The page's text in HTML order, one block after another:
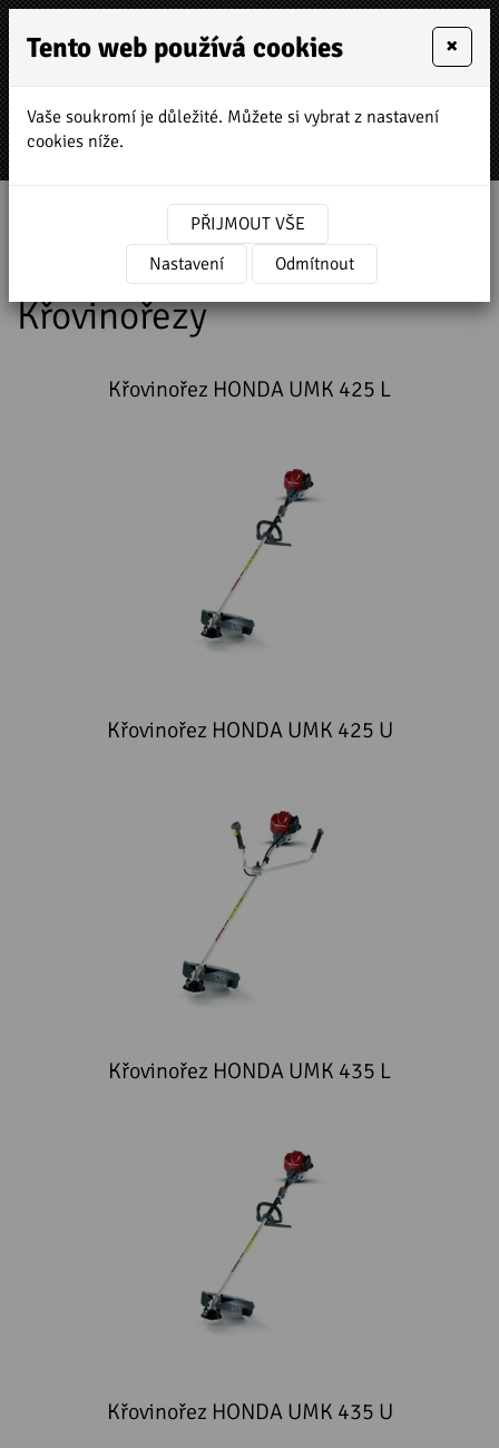
MENU
»
Prodej a servis stavebních strojů
HONDA zahradní a stavební technika
Zahradní technika
» Křovinořezy
Křovinořezy
Křovinořez HONDA UMK 425 L
Křovinořez HONDA UMK 425 U
Křovinořez HONDA UMK 435 L
Křovinořez HONDA UMK 435 U
Tento web používá cookies ×
Vaše soukromí je důležité. Můžete si vybrat z nastavení
cookies níže.
PŘIJMOUT VŠE
Nastavení
Odmítnout